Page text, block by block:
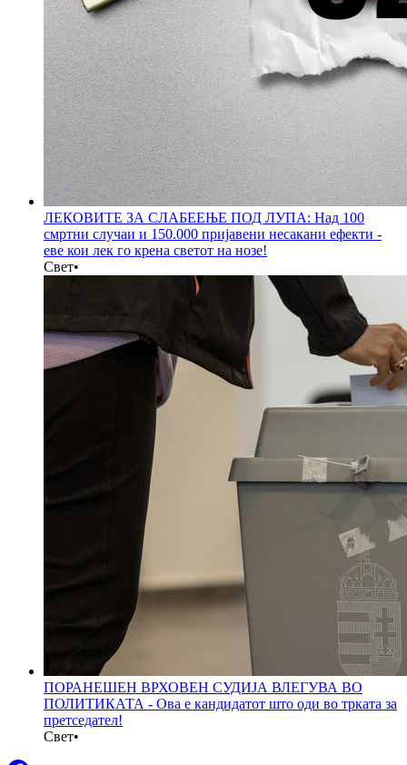
ЛЕКОВИТЕ ЗА СЛАБЕЕЊЕ ПОД ЛУПА: Над 100
смртни случаи и 150.000 пријавени несакани ефекти -
еве кои лек го крена светот на нозе!
Свет•
ПОРАНЕШЕН ВРХОВЕН СУДИЈА ВЛЕГУВА ВО
ПОЛИТИКАТА - Ова е кандидатот што оди во трката за
претседател!
Свет•